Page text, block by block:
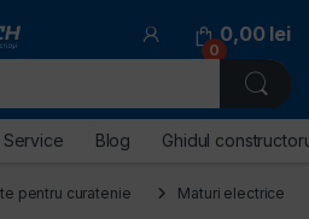
0
0,00 lei
Service Blog Ghidul
pentru curatenie Maturi electrice